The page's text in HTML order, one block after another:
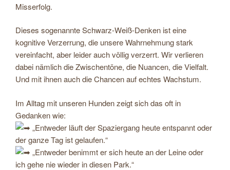
Misserfolg.
Dieses sogenannte Schwarz-Weiß-Denken ist eine
kognitive Verzerrung, die unsere Wahrnehmung stark
vereinfacht, aber leider auch völlig verzerrt. Wir verlieren
dabei nämlich die Zwischentöne, die Nuancen, die Vielfalt.
Und mit ihnen auch die Chancen auf echtes Wachstum.
Im Alltag mit unseren Hunden zeigt sich das oft in
Gedanken wie:
„Entweder läuft der Spaziergang heute entspannt oder
der ganze Tag ist gelaufen.“
„Entweder benimmt er sich heute an der Leine oder
ich gehe nie wieder in diesen Park.“